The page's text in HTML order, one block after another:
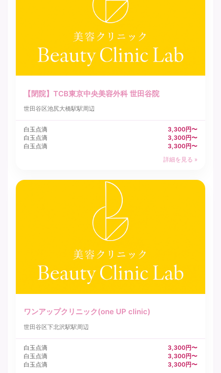
【閉院】TCB東京中央美容外科 世田谷院
世田谷区池尻大橋駅駅周辺
白玉点滴
3,300円〜
白玉点滴
3,300円〜
白玉点滴
3,300円〜
詳細を見る »
ワンアップクリニック(one UP clinic)
世田谷区下北沢駅駅周辺
白玉点滴
3,300円〜
白玉点滴
3,300円〜
白玉点滴
3,300円〜